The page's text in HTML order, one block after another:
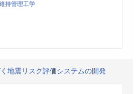
持管理工学
地震リスク評価システムの開発